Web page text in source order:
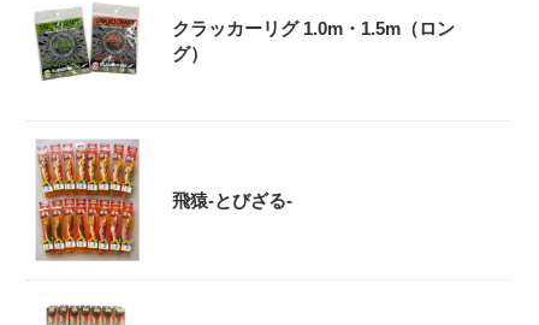
クラッカーリグ 1.0m・1.5m（ロン
グ）
飛猿-とびざる-